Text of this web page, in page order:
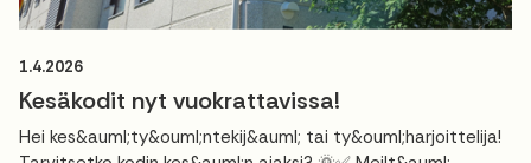
1.4.2026
Kesäkodit nyt vuokrattavissa!
Hei kes&auml;ty&ouml;ntekij&auml; tai ty&ouml;harjoittelija!